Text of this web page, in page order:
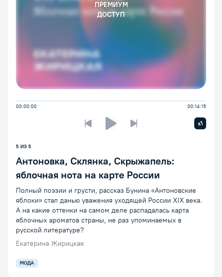
ПРЕМИУМ
ДОСТУП
00:00:00 00:14:15
Предыдущая лекцияСледующая лекция
x1
5 ИЗ 5
Антоновка, Склянка, Скрыжапель:
яблочная нота на карте России
Полный поэзии и грусти, рассказ Бунина «Антоновские
яблоки» стал данью уважения уходящей России XIX века.
А на какие оттенки на самом деле распадалась карта
яблочных ароматов страны, не раз упоминаемых в
русской литературе?
Екатерина Жирицкая
МОДА